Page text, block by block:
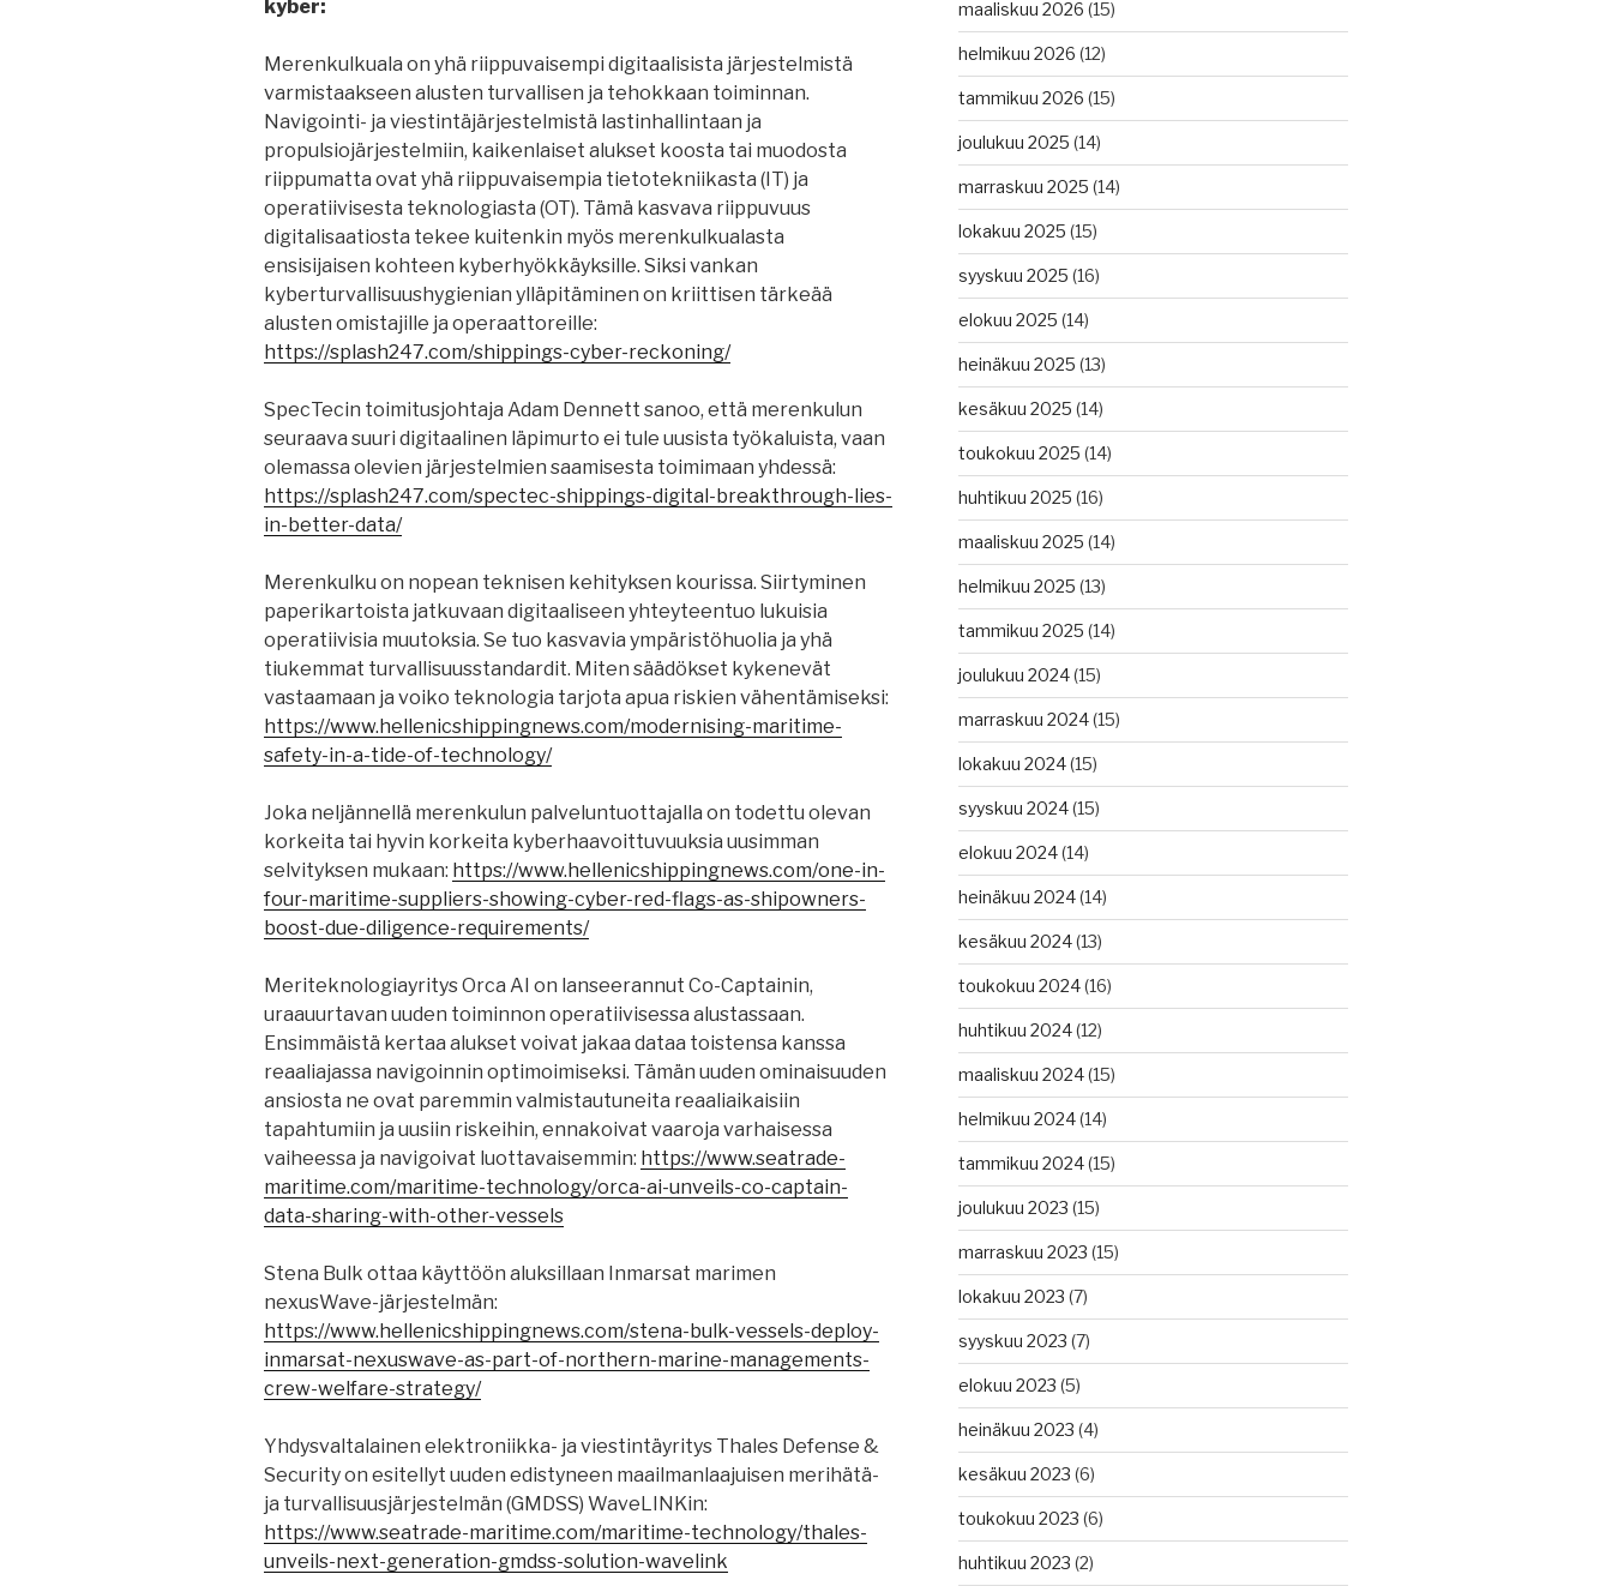
kyber:
Merenkulkuala on yhä riippuvaisempi digitaalisista järjestelmistä
varmistaakseen alusten turvallisen ja tehokkaan toiminnan.
Navigointi- ja viestintäjärjestelmistä lastinhallintaan ja
propulsiojärjestelmiin, kaikenlaiset alukset koosta tai muodosta
riippumatta ovat yhä riippuvaisempia tietotekniikasta (IT) ja
operatiivisesta teknologiasta (OT). Tämä kasvava riippuvuus
digitalisaatiosta tekee kuitenkin myös merenkulkualasta
ensisijaisen kohteen kyberhyökkäyksille. Siksi vankan
kyberturvallisuushygienian ylläpitäminen on kriittisen tärkeää
alusten omistajille ja operaattoreille:
https://splash247.com/shippings-cyber-reckoning/
SpecTecin toimitusjohtaja Adam Dennett sanoo, että merenkulun
seuraava suuri digitaalinen läpimurto ei tule uusista työkaluista, vaan
olemassa olevien järjestelmien saamisesta toimimaan yhdessä:
https://splash247.com/spectec-shippings-digital-breakthrough-lies-
in-better-data/
Merenkulku on nopean teknisen kehityksen kourissa. Siirtyminen
paperikartoista jatkuvaan digitaaliseen yhteyteentuo lukuisia
operatiivisia muutoksia. Se tuo kasvavia ympäristöhuolia ja yhä
tiukemmat turvallisuusstandardit. Miten säädökset kykenevät
vastaamaan ja voiko teknologia tarjota apua riskien vähentämiseksi:
https://www.hellenicshippingnews.com/modernising-maritime-
safety-in-a-tide-of-technology/
Joka neljännellä merenkulun palveluntuottajalla on todettu olevan
korkeita tai hyvin korkeita kyberhaavoittuvuuksia uusimman
selvityksen mukaan: https://www.hellenicshippingnews.com/one-in-
four-maritime-suppliers-showing-cyber-red-flags-as-shipowners-
boost-due-diligence-requirements/
Meriteknologiayritys Orca AI on lanseerannut Co-Captainin,
uraauurtavan uuden toiminnon operatiivisessa alustassaan.
Ensimmäistä kertaa alukset voivat jakaa dataa toistensa kanssa
reaaliajassa navigoinnin optimoimiseksi. Tämän uuden ominaisuuden
ansiosta ne ovat paremmin valmistautuneita reaaliaikaisiin
tapahtumiin ja uusiin riskeihin, ennakoivat vaaroja varhaisessa
vaiheessa ja navigoivat luottavaisemmin: https://www.seatrade-
maritime.com/maritime-technology/orca-ai-unveils-co-captain-
data-sharing-with-other-vessels
Stena Bulk ottaa käyttöön aluksillaan Inmarsat marimen
nexusWave-järjestelmän:
https://www.hellenicshippingnews.com/stena-bulk-vessels-deploy-
inmarsat-nexuswave-as-part-of-northern-marine-managements-
crew-welfare-strategy/
Yhdysvaltalainen elektroniikka- ja viestintäyritys Thales Defense &
Security on esitellyt uuden edistyneen maailmanlaajuisen merihätä-
ja turvallisuusjärjestelmän (GMDSS) WaveLINKin:
https://www.seatrade-maritime.com/maritime-technology/thales-
unveils-next-generation-gmdss-solution-wavelink
maaliskuu 2026 (15)
helmikuu 2026 (12)
tammikuu 2026 (15)
joulukuu 2025 (14)
marraskuu 2025 (14)
lokakuu 2025 (15)
syyskuu 2025 (16)
elokuu 2025 (14)
heinäkuu 2025 (13)
kesäkuu 2025 (14)
toukokuu 2025 (14)
huhtikuu 2025 (16)
maaliskuu 2025 (14)
helmikuu 2025 (13)
tammikuu 2025 (14)
joulukuu 2024(15)
marraskuu 2024(15)
lokakuu 2024(15)
syyskuu 2024(15)
elokuu 2024(14)
heinäkuu 2024(14)
kesäkuu 2024(13)
toukokuu 2024(16)
huhtikuu 2024(12)
maaliskuu 2024(15)
helmikuu 2024(14)
tammikuu 2024(15)
joulukuu 2023 (15)
marraskuu 2023 (15)
lokakuu 2023 (7)
syyskuu 2023 (7)
elokuu 2023 (5)
heinäkuu 2023 (4)
kesäkuu 2023 (6)
toukokuu 2023 (6)
huhtikuu 2023 (2)